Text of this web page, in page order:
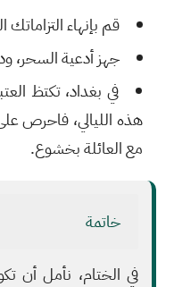
قم بإنهاء التزاماتك
جهز أدعية السحر،
في بغداد، تكتظ
هذه الليالي، فاحرص
مع العائلة بخشوع.
خاتمة
في الختام، نأمل أن